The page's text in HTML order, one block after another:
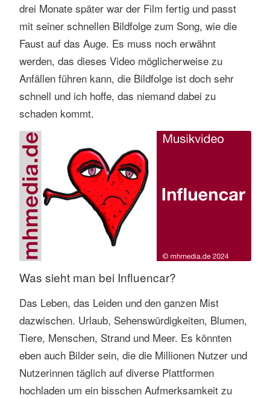
drei Monate später war der Film fertig und passt
mit seiner schnellen Bildfolge zum Song, wie die
Faust auf das Auge. Es muss noch erwähnt
werden, das dieses Video möglicherweise zu
Anfällen führen kann, die Bildfolge ist doch sehr
schnell und ich hoffe, das niemand dabei zu
schaden kommt.
Was sieht man bei Influencar?
Das Leben, das Leiden und den ganzen Mist
dazwischen. Urlaub, Sehenswürdigkeiten, Blumen,
Tiere, Menschen, Strand und Meer. Es könnten
eben auch Bilder sein, die die Millionen Nutzer und
Nutzerinnen täglich auf diverse Plattformen
hochladen um ein bisschen Aufmerksamkeit zu